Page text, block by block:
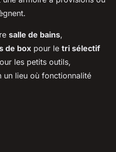
salle de bains,
de box pour le tri sélectif
les petits outils,
un lieu où fonctionnalité